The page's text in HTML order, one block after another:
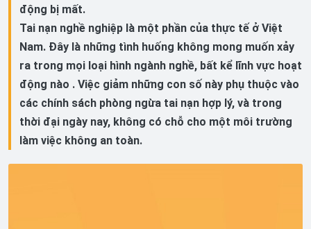
động bị mất.
Tai nạn nghề nghiệp là một phần của thực tế ở Việt
Nam. Đây là những tình huống không mong muốn xảy
ra trong mọi loại hình ngành nghề, bất kể lĩnh vực hoạt
động nào . Việc giảm những con số này phụ thuộc vào
các chính sách phòng ngừa tai nạn hợp lý, và trong
thời đại ngày nay, không có chỗ cho một môi trường
làm việc không an toàn.